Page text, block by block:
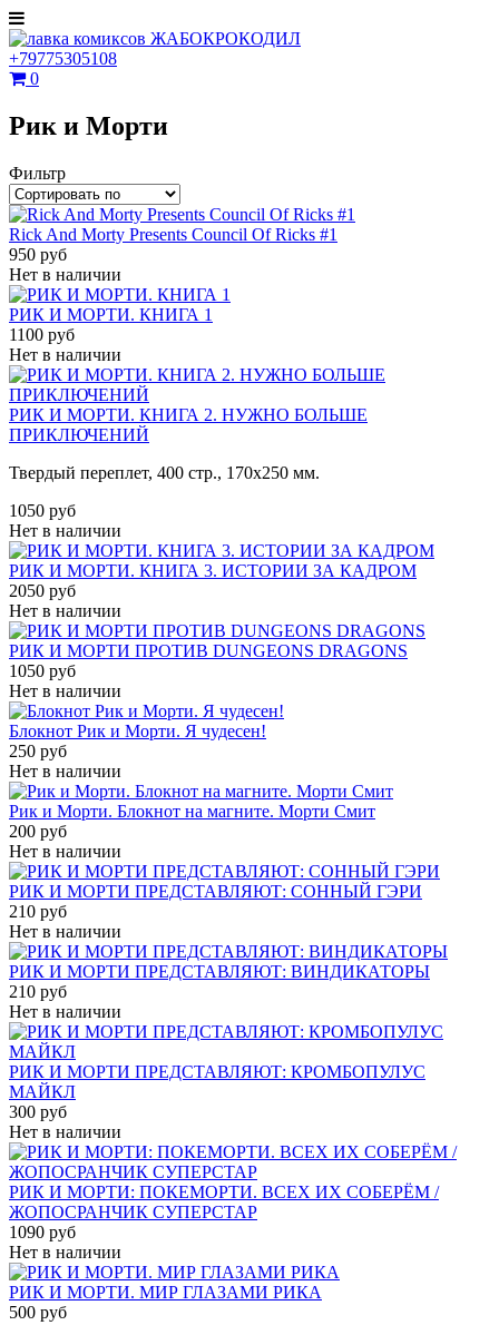
+79775305108
0
Рик и Морти
Фильтр
Rick And Morty Presents Council Of Ricks #1
950 руб
Нет в наличии
РИК И МОРТИ. КНИГА 1
1100 руб
Нет в наличии
РИК И МОРТИ. КНИГА 2. НУЖНО БОЛЬШЕ
ПРИКЛЮЧЕНИЙ
Твердый переплет, 400 стр., 170х250 мм.
1050 руб
Нет в наличии
РИК И МОРТИ. КНИГА 3. ИСТОРИИ ЗА КАДРОМ
2050 руб
Нет в наличии
РИК И МОРТИ ПРОТИВ DUNGEONS DRAGONS
1050 руб
Нет в наличии
Блокнот Рик и Морти. Я чудесен!
250 руб
Нет в наличии
Рик и Морти. Блокнот на магните. Морти Смит
200 руб
Нет в наличии
РИК И МОРТИ ПРЕДСТАВЛЯЮТ: СОННЫЙ ГЭРИ
210 руб
Нет в наличии
РИК И МОРТИ ПРЕДСТАВЛЯЮТ: ВИНДИКАТОРЫ
210 руб
Нет в наличии
РИК И МОРТИ ПРЕДСТАВЛЯЮТ: КРОМБОПУЛУС
МАЙКЛ
300 руб
Нет в наличии
РИК И МОРТИ: ПОКЕМОРТИ. ВСЕХ ИХ СОБЕРЁМ /
ЖОПОСРАНЧИК СУПЕРСТАР
1090 руб
Нет в наличии
РИК И МОРТИ. МИР ГЛАЗАМИ РИКА
500 руб